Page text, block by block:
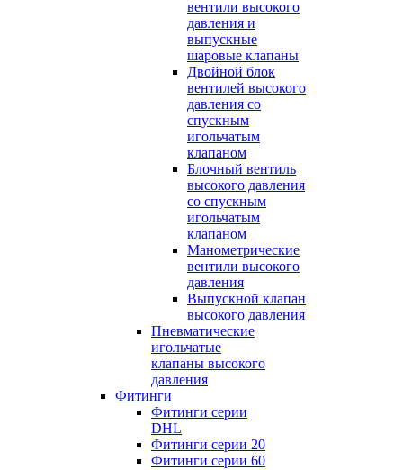
вентили высокого
давления и
выпускные
шаровые клапаны
Двойной блок
вентилей высокого
давления со
спускным
игольчатым
клапаном
Блочный вентиль
высокого давления
со спускным
игольчатым
клапаном
Манометрические
вентили высокого
давления
Выпускной клапан
высокого давления
Пневматические
игольчатые
клапаны высокого
давления
Фитинги
Фитинги серии
DHL
Фитинги серии 20
Фитинги серии 60